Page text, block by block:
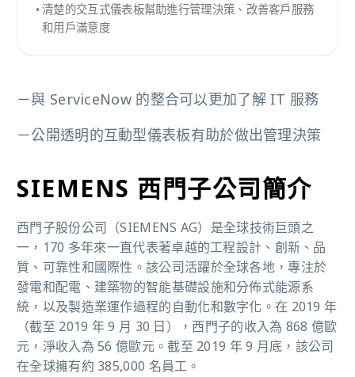
清楚的交互式儀表板幫助進行管理決策、改善客戶服務
和用戶滿意度
－與 ServiceNow 的整合可以更加了解 IT 服務
－公開透明的互動型儀表板有助於做出管理決策
SIEMENS 西門子公司簡介
西門子股份公司（SIEMENS AG）是全球技術巨頭之
一，170 多年來一直代表著卓越的工程設計、創新、品
質、可靠性和國際性。該公司活躍於全球各地，專注於
發電和配電、建築物的智能基礎設施和分佈式能源系
統，以及製造業運作過程的自動化和數字化。在 2019 年
（截至 2019 年 9 月 30 日），西門子的收入為 868 億歐
元，淨收入為 56 億歐元。截至 2019 年 9 月底，該公司
在全球擁有約 385,000 名員工。